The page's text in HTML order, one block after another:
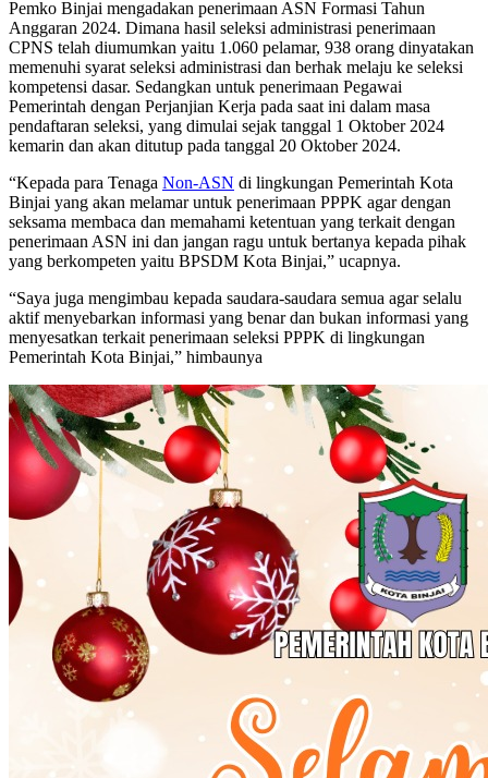
Pemko Binjai mengadakan penerimaan ASN Formasi Tahun
Anggaran 2024. Dimana hasil seleksi administrasi penerimaan
CPNS telah diumumkan yaitu 1.060 pelamar, 938 orang dinyatakan
memenuhi syarat seleksi administrasi dan berhak melaju ke seleksi
kompetensi dasar. Sedangkan untuk penerimaan Pegawai
Pemerintah dengan Perjanjian Kerja pada saat ini dalam masa
pendaftaran seleksi, yang dimulai sejak tanggal 1 Oktober 2024
kemarin dan akan ditutup pada tanggal 20 Oktober 2024.
“Kepada para Tenaga Non-ASN di lingkungan Pemerintah Kota
Binjai yang akan melamar untuk penerimaan PPPK agar dengan
seksama membaca dan memahami ketentuan yang terkait dengan
penerimaan ASN ini dan jangan ragu untuk bertanya kepada pihak
yang berkompeten yaitu BPSDM Kota Binjai,” ucapnya.
“Saya juga mengimbau kepada saudara-saudara semua agar selalu
aktif menyebarkan informasi yang benar dan bukan informasi yang
menyesatkan terkait penerimaan seleksi PPPK di lingkungan
Pemerintah Kota Binjai,” himbaunya